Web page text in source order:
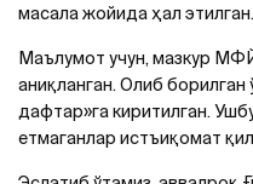
масала жойида ҳал этилган.
Маълумот учун, мазкур
аниқланган. Олиб борилган
дафтар»га киритилган.
етмаганлар истъиқомат